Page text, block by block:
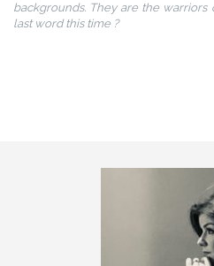
backgrounds. They are the
last word this time ?